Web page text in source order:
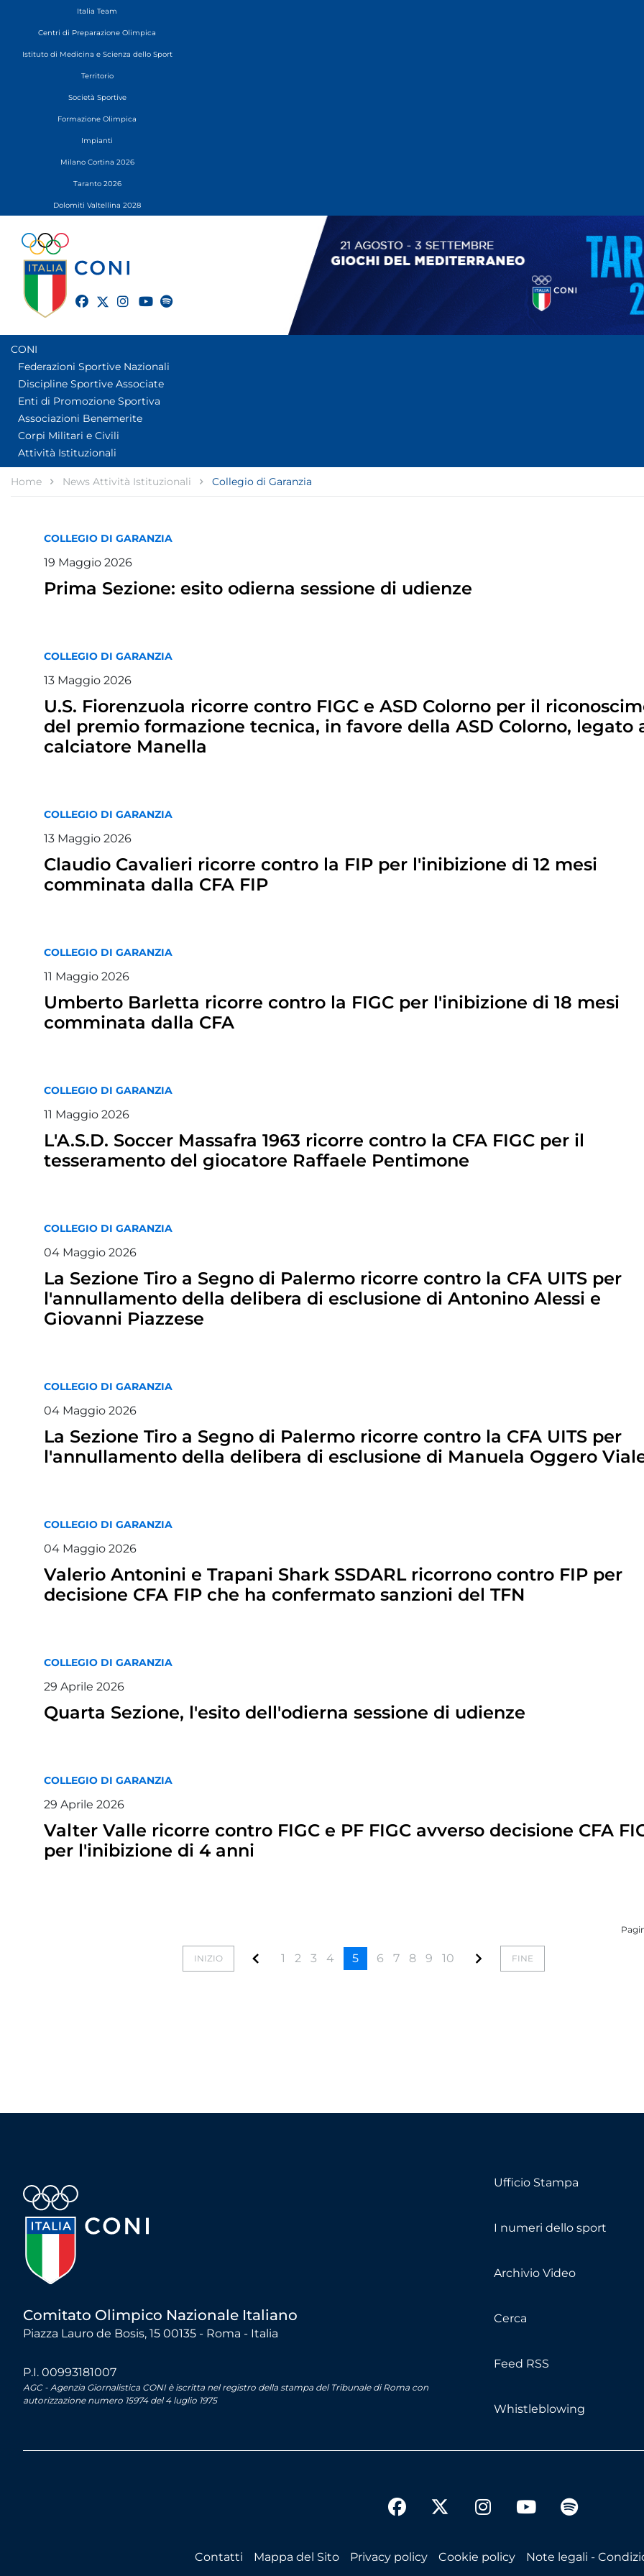
Italia Team
Centri di Preparazione Olimpica
Istituto di Medicina e Scienza dello Sport
Territorio
Società Sportive
Formazione Olimpica
Impianti
Milano Cortina 2026
Taranto 2026
Dolomiti Valtellina 2028
twitter
CONI
Federazioni Sportive Nazionali
Discipline Sportive Associate
Enti di Promozione Sportiva
Associazioni Benemerite
Corpi Militari e Civili
Attività Istituzionali
Home News Attività Istituzionali Collegio di Garanzia
COLLEGIO DI GARANZIA
19 Maggio 2026
Prima Sezione: esito odierna sessione di udienze
COLLEGIO DI GARANZIA
13 Maggio 2026
U.S. Fiorenzuola ricorre contro FIGC e ASD Colorno per il
del premio formazione tecnica, in favore della ASD Colorno, legato
calciatore Manella
COLLEGIO DI GARANZIA
13 Maggio 2026
Claudio Cavalieri ricorre contro la FIP per l'inibizione di 12 mesi
comminata dalla CFA FIP
COLLEGIO DI GARANZIA
11 Maggio 2026
Umberto Barletta ricorre contro la FIGC per l'inibizione di 18 mesi
comminata dalla CFA
COLLEGIO DI GARANZIA
11 Maggio 2026
L'A.S.D. Soccer Massafra 1963 ricorre contro la CFA FIGC per il
tesseramento del giocatore Raffaele Pentimone
COLLEGIO DI GARANZIA
04 Maggio 2026
La Sezione Tiro a Segno di Palermo ricorre contro la CFA UITS per
l'annullamento della delibera di esclusione di Antonino Alessi e
Giovanni Piazzese
COLLEGIO DI GARANZIA
04 Maggio 2026
La Sezione Tiro a Segno di Palermo ricorre contro la CFA UITS per
l'annullamento della delibera di esclusione di Manuela Oggero
COLLEGIO DI GARANZIA
04 Maggio 2026
Valerio Antonini e Trapani Shark SSDARL ricorrono contro FIP per
decisione CFA FIP che ha confermato sanzioni del TFN
COLLEGIO DI GARANZIA
29 Aprile 2026
Quarta Sezione, l'esito dell'odierna sessione di udienze
COLLEGIO DI GARANZIA
29 Aprile 2026
Valter Valle ricorre contro FIGC e PF FIGC avverso decisione CFA
per l'inibizione di 4 anni
INIZIO 1 2 3 4 5 6 7 8 9 10 FINE
Comitato Olimpico Nazionale Italiano
Piazza Lauro de Bosis, 15 00135 - Roma - Italia
P.I. 00993181007
AGC - Agenzia Giornalistica CONI è iscritta nel registro della stampa del Tribunale di Roma con
autorizzazione numero 15974 del 4 luglio 1975
Ufficio Stampa
I numeri dello sport
Archivio Video
Cerca
Feed RSS
Whistleblowing
facebookinstagram
youtubespotify
Contatti Mappa del Sito Privacy policy Cookie policy Note legali -